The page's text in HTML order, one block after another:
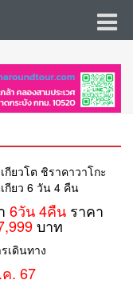
กียวโต ชิราคาวาโกะ
กียว 6 วัน 4 คืน
6วัน 4คืน ราคา
บาท
เดินทาง
. 67